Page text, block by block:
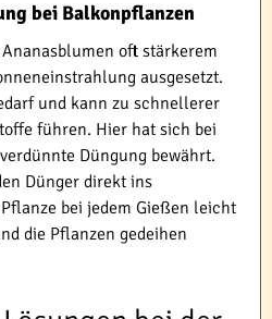
bei Balkonpflanzen
oft stärkerem
ausgesetzt.
und kann zu schnellerer
führen. Hier hat sich bei
Düngung bewährt.
Dünger direkt ins
bei jedem Gießen leicht
die Pflanzen gedeihen